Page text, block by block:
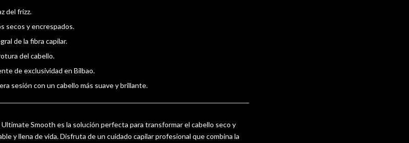
del frizz.
secos y encrespados.
de la fibra capilar.
del cabello.
de exclusividad en Bilbao.
sesión con un cabello más suave y brillante.
Smooth es la solución perfecta para transformar el cabello seco y
y llena de vida. Disfruta de un cuidado capilar profesional que combina la